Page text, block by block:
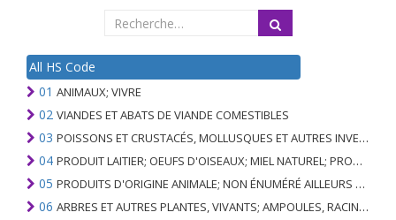
All HS Code
01 ANIMAUX; VIVRE
02 VIANDES ET ABATS DE VIANDE COMESTIBLES
03 POISSONS ET CRUSTACÉS, MOLLUSQUES ET AUTRES INVERTÉBRÉS AQUATIQUES
04 PRODUIT LAITIER; OEUFS D'OISEAUX; MIEL NATUREL; PRODUITS COMESTIBLES D'ORIGINE ANIMALE, NON ÉNUMÉRÉS AILLEURS OU INCLUS
05 PRODUITS D'ORIGINE ANIMALE; NON ÉNUMÉRÉ AILLEURS OU INCLUS
06 ARBRES ET AUTRES PLANTES, VIVANTS; AMPOULES, RACINES ET ANALOGUES; FLEURS COUPEES ET FEUILLAGE ORNEMENTAL